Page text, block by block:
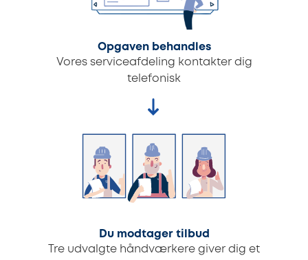
Opgaven behandles
Vores serviceafdeling kontakter dig
telefonisk
Du modtager tilbud
Tre udvalgte håndværkere giver dig et